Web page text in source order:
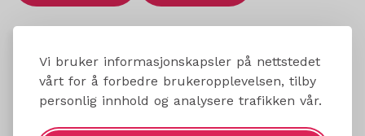
Vi bruker informasjonskapsler på nettstedet
vårt for å forbedre brukeropplevelsen, tilby
personlig innhold og analysere trafikken vår.